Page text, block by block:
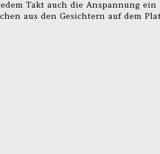
Takt auch die Anspannung ein
aus den Gesichtern auf dem